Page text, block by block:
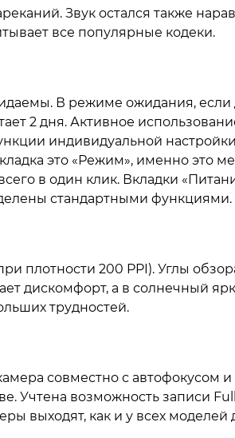
Звук остался также
все популярные кодеки.
В режиме ожидания, если
2 дня. Активное
индивидуальной настройки
это «Режим», именно это
в один клик. Вкладки
стандартными функциями.
плотности 200 PPI). Углы
дискомфорт, а в солнечный
трудностей.
совместно с автофокусом и
Учтена возможность записи
выходят, как и у всех моделей